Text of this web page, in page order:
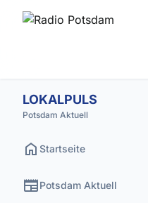
LOKALPULS
Potsdam Aktuell
home Startseite
newspaperPotsdam Aktuell